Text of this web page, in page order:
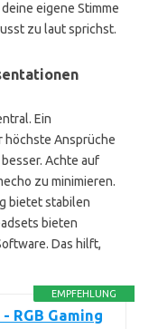
eigene Stimme
zu laut sprichst.
Ein
höchste Ansprüche
Achte auf
zu minimieren.
bietet stabilen
bieten
Das hilft,
EMPFEHLUNG
RGB Gaming